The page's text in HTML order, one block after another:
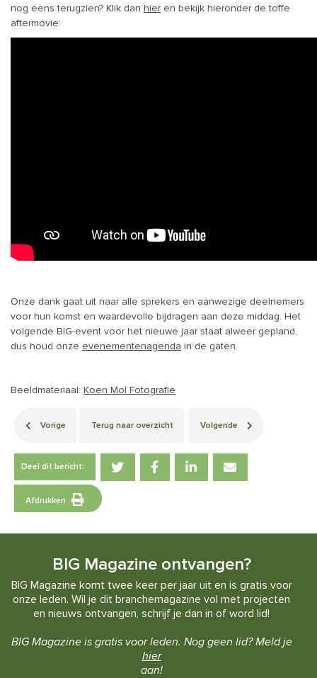
nog eens terugzien? Klik dan hieren bekijk hieronder de toffe
aftermovie:
Onze dank gaat uit naar alle sprekers en aanwezige deelnemers
voor hun komst en waardevolle bijdragen aan deze middag. Het
volgende BIG-event voor het nieuwe jaar staat alweer gepland,
dus houd onze evenementenagenda in de gaten.
Beeldmateriaal: Koen Mol Fotografie
Vorige Terug naar overzicht Volgende
Deel dit bericht:
Afdrukken
BIG Magazine ontvangen?
BIG Magazine komt twee keer per jaar uit en is gratis voor
onze leden. Wil je dit branchemagazine vol met projecten
en nieuws ontvangen, schrijf je dan in of word lid!
BIG Magazine is gratis voor leden. Nog geen lid? Meld je
hier
aan!